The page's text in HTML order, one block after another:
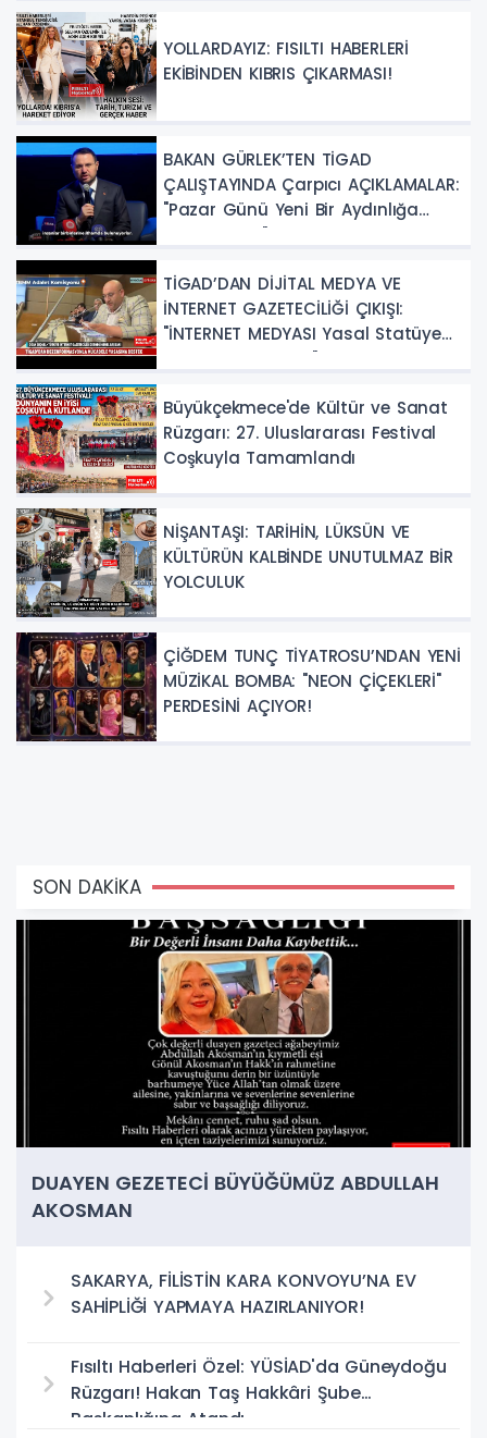
YOLLARDAYIZ: FISILTI HABERLERİ
EKİBİNDEN KIBRIS ÇIKARMASI!
BAKAN GÜRLEK’TEN TİGAD
ÇALIŞTAYINDA Çarpıcı AÇIKLAMALAR:
"Pazar Günü Yeni Bir Aydınlığa
Uyanacağız"
TİGAD’DAN DİJİTAL MEDYA VE
İNTERNET GAZETECİLİĞİ ÇIKIŞI:
"İNTERNET MEDYASI Yasal Statüye
Kavuşturulmalıdır"
Büyükçekmece'de Kültür ve Sanat
Rüzgarı: 27. Uluslararası Festival
Coşkuyla Tamamlandı
NİŞANTAŞI: TARİHİN, LÜKSÜN VE
KÜLTÜRÜN KALBİNDE UNUTULMAZ BİR
YOLCULUK
ÇİĞDEM TUNÇ TİYATROSU’NDAN YENİ
MÜZİKAL BOMBA: "NEON ÇİÇEKLERİ"
PERDESİNİ AÇIYOR!
SON DAKİKA
DUAYEN GEZETECİ BÜYÜĞÜMÜZ ABDULLAH
AKOSMAN
SAKARYA, FİLİSTİN KARA KONVOYU’NA EV
SAHİPLİĞİ YAPMAYA HAZIRLANIYOR!
Fısıltı Haberleri Özel: YÜSİAD'da Güneydoğu
Rüzgarı! Hakan Taş Hakkâri Şube
Başkanlığına Atandı